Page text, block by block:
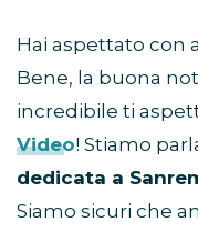
Hai aspettato con
Bene, la buona
incredibile ti
Video! Stiamo
dedicata a
Siamo sicuri che